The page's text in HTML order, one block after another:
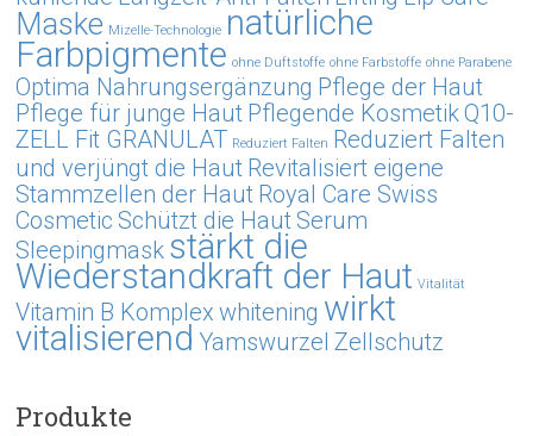
Maske Mizelle-Technologie natürliche
Farbpigmente ohne Duftstoffe ohne Farbstoffe ohne Parabene
Optima Nahrungsergänzung Pflege der Haut
Pflege für junge Haut Pflegende KosmetikQ10-
ZELL Fit GRANULAT Reduziert Falten Reduziert Falten
und verjüngt die Haut Revitalisiert eigene
Stammzellen der Haut Royal Care Swiss
Cosmetic Schützt die HautSerum
Sleepingmask stärkt die
Wiederstandkraft der Haut Vitalität
Vitamin B Komplex whitening wirkt
vitalisierend Yamswurzel Zellschutz
Produkte